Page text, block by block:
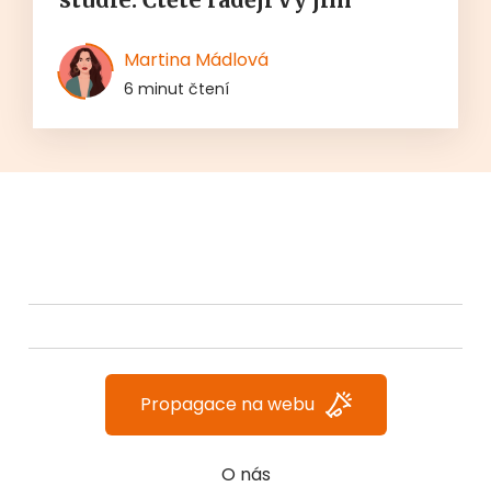
Martina Mádlová
6 minut čtení
O nás
Propagace na webu